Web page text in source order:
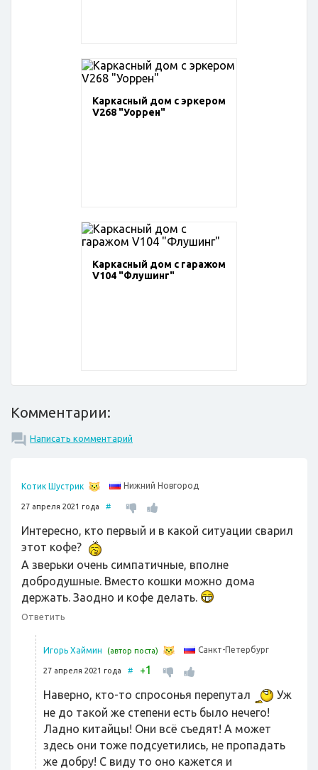
Каркасный дом с эркером
V268 "Уоррен"
Каркасный дом с гаражом
V104 "Флушинг"
Комментарии:
Написать комментарий
Котик Шустрик Нижний Новгород
27 апреля 2021 года #
Интересно, кто первый и в какой ситуации сварил
этот кофе?
А зверьки очень симпатичные, вполне
добродушные. Вместо кошки можно дома
держать. Заодно и кофе делать.
Ответить
Игорь Хаймин (автор поста) Санкт-Петербург
27 апреля 2021 года # +1
Наверно, кто-то спросонья перепутал
Уж
не до такой же степени есть было нечего!
Ладно китайцы! Они всё съедят! А может
здесь они тоже подсуетились, не пропадать
же добру! С виду то оно кажется и